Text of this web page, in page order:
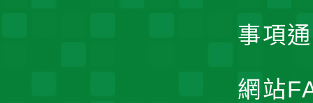
事項
網站